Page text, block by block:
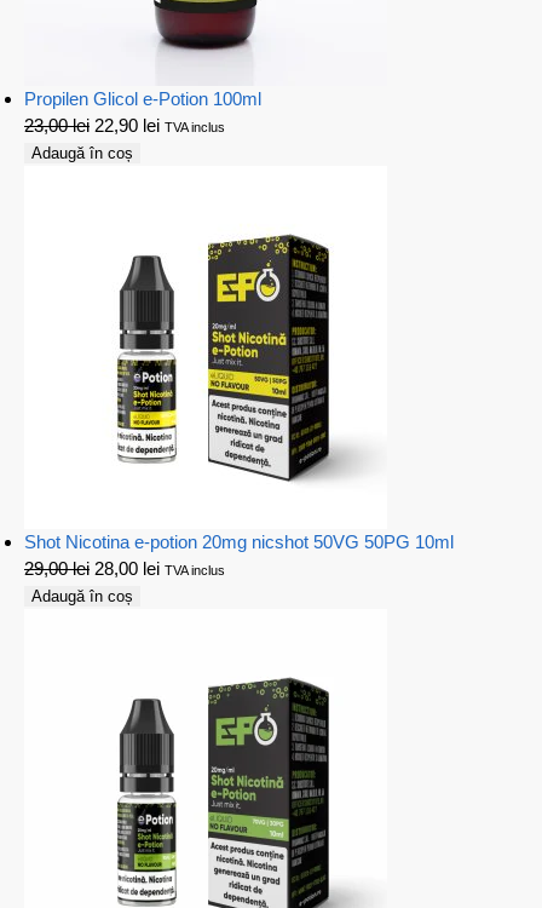
Propilen Glicol e-Potion 100ml
23,00lei 22,90 lei TVA inclus
Adaugă în coș
Shot Nicotina e-potion 20mg nicshot 50VG 50PG 10ml
29,00lei 28,00 lei TVA inclus
Adaugă în coș